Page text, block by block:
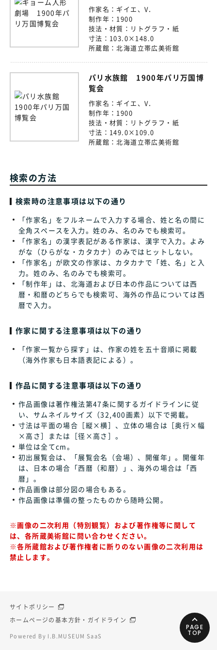
作家名： ギイエ、V．
制作年： 1900
技法・材質： リトグラフ・紙
寸法： 103.0×148.0
所蔵館： 北海道立帯広美術館
パリ水族館 1900年パリ万国博
覧会
作家名： ギイエ、V．
制作年： 1900
技法・材質： リトグラフ・紙
寸法： 149.0×109.0
所蔵館： 北海道立帯広美術館
検索の方法
検索時の注意事項は以下の通り
「作家名」をフルネームで入力する場合、姓と名の間に
全角スペースを入力。姓のみ、名のみでも検索可。
「作家名」の漢字表記がある作家は、漢字で入力。よみ
がな（ひらがな・カタカナ）のみではヒットしない。
「作家名」が欧文の作家は、カタカナで「姓、名」と入
力。姓のみ、名のみでも検索可。
「制作年」は、北海道および日本の作品については西
暦・和暦のどちらでも検索可、海外の作品については西
暦で入力。
作家に関する注意事項は以下の通り
「作家一覧から探す」は、作家の姓を五十音順に掲載
（海外作家も日本語表記による）。
作品に関する注意事項は以下の通り
作品画像は著作権法第47条に関するガイドラインに従
い、サムネイルサイズ（32,400画素）以下で掲載。
寸法は平面の場合［縦×横］、立体の場合は［奥行×幅
×高さ］または［径×高さ］。
単位は全てcm。
初出展覧会は、「展覧会名（会場）、開催年」。開催年
は、日本の場合「西暦（和暦）」、海外の場合は「西
暦」。
作品画像は部分図の場合もある。
作品画像は準備の整ったものから随時公開。
※画像の二次利用（特別観覧）および著作権等に関して
は、各所蔵美術館に問い合わせください。
※各所蔵館および著作権者に断りのない画像の二次利用は
禁止します。
Powered By I.B.MUSEUM SaaS
サイトポリシー
ホームページの基本方針・ガイドライン
PAGE
TOP